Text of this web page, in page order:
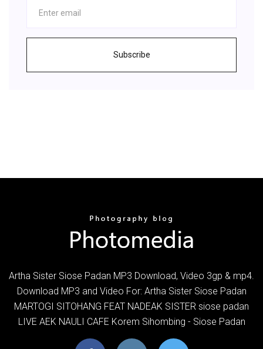
Subscribe
Artha Sister Siose Padan MP3 Download, Video 3gp & mp4.
Download MP3 and Video For: Artha Sister Siose Padan
MARTOGI SITOHANG FEAT NADEAK SISTER siose padan
LIVE AEK NAULI CAFE Korem Sihombing - Siose Padan